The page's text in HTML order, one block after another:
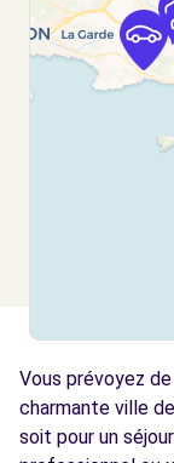
Voir l'agence
Free2Move
88 ROUTE
Free2Move
RUE SAINT
HYERES,
Vous prévoyez
charmante ville
soit pour un